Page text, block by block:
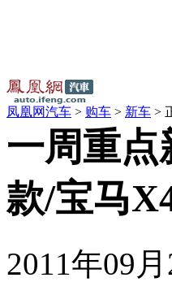
凤凰网汽车 > 购车 > 新车 >
一周重点
款/宝马
2011年09